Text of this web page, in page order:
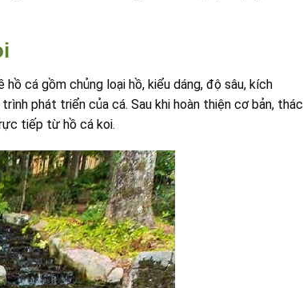
cá gồm chủng loại hồ, kiểu dáng, độ sâu, kích
phát triển của cá. Sau khi hoàn thiện cơ bản, thác
tiếp từ hồ cá koi.